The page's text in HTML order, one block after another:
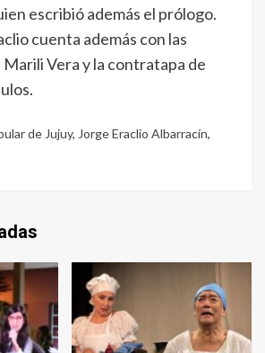
escribió además el prólogo.
cuenta además con las
Vera y la contratapa de
de Jujuy, Jorge Eraclio Albarracín,